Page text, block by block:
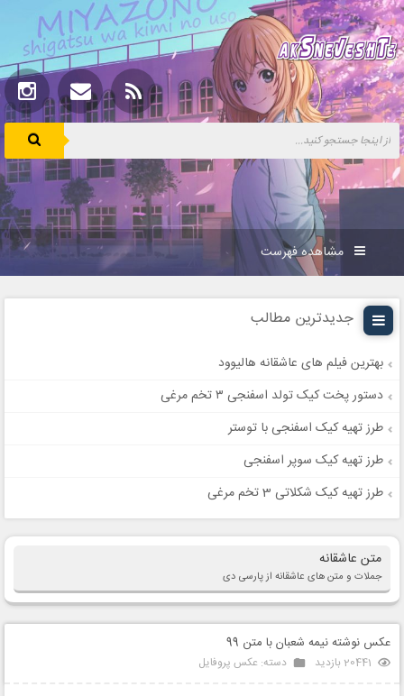
مشاهده فهرست
جدیدترین مطالب
بهترین فیلم های عاشقانه هالیوود
دستور پخت کیک تولد اسفنجی ۳ تخم مرغی
طرز تهیه کیک اسفنجی با توستر
طرز تهیه کیک سوپر اسفنجی
طرز تهیه کیک شکلاتی 3 تخم مرغی
متن عاشقانه
جملات و متن های عاشقانه از پارسی دی
عکس نوشته نیمه شعبان با متن 99
20441 بازدید دسته: عکس پروفایل